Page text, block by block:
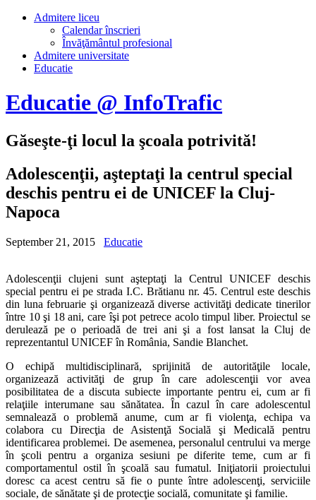
Admitere liceu
Calendar înscrieri
Învăţământul profesional
Admitere universitate
Educatie
Educatie @ InfoTrafic
Găseşte-ţi locul la şcoala potrivită!
Adolescenţii, aşteptaţi la centrul special
deschis pentru ei de UNICEF la Cluj-
Napoca
September 21, 2015 Educatie
Adolescenţii clujeni sunt aşteptaţi la Centrul UNICEF deschis
special pentru ei pe strada I.C. Brătianu nr. 45. Centrul este deschis
din luna februarie şi organizează diverse activităţi dedicate tinerilor
între 10 şi 18 ani, care îşi pot petrece acolo timpul liber. Proiectul se
derulează pe o perioadă de trei ani şi a fost lansat la Cluj de
reprezentantul UNICEF în România, Sandie Blanchet.
O echipă multidisciplinară, sprijinită de ­autorităţile locale,
organizează activităţi de grup în care adolescenţii vor avea
posibilitatea de a discuta subiecte importante pentru ei, cum ar fi
relaţiile interumane sau sănătatea. În cazul în care adolescentul
semnalează o problemă anume, cum ar fi violenţa, echipa va
colabora cu Direcţia de Asistenţă Socială şi Medicală pentru
identificarea problemei. De asemenea, personalul centrului va merge
în şcoli pentru a organiza sesiuni pe diferite teme, cum ar fi
comportamentul ostil în şcoală sau fumatul. Iniţiatorii proiectului
doresc ca acest centru să fie o punte între adolescenţi, serviciile
sociale, de sănătate şi de protecţie socială, comunitate şi familie.